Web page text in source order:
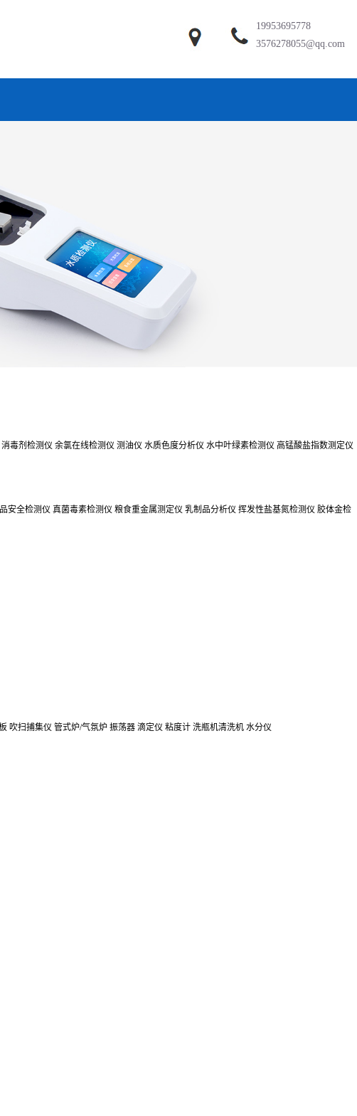
19953695778
3576278055@qq.com
消毒剂检测仪 余氯在线检测仪 测油仪 水质色度分析仪 水中叶绿素检测仪 高锰酸盐指数测定仪
安全检测仪 真菌毒素检测仪 粮食重金属测定仪 乳制品分析仪 挥发性盐基氮检测仪 胶体金检
吹扫捕集仪 管式炉/气氛炉 振荡器 滴定仪 粘度计 洗瓶机清洗机 水分仪